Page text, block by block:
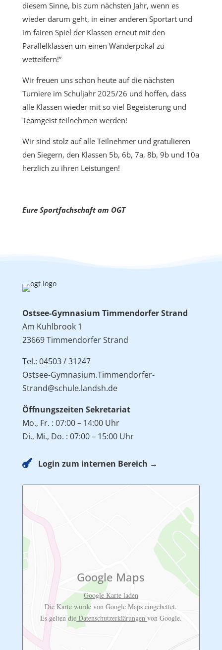
diesem Sinne, bis zum nächsten Jahr, wenn es
wieder darum geht, in einer anderen Sportart und
im fairen Spiel der Klassen erneut mit den
Parallelklassen um einen Wanderpokal zu
wetteifern!”
Wir freuen uns schon heute auf die nächsten
Turniere im Schuljahr 2025/26 und hoffen, dass
alle Klassen wieder mit so viel Begeisterung und
Teamgeist teilnehmen werden!
Wir sind stolz auf alle Teilnehmer und gratulieren
den Siegern, den Klassen 5b, 6b, 7a, 8b, 9b und 10a
herzlich zu ihren Leistungen!
Eure Sportfachschaft am OGT
Ostsee-Gymnasium Timmendorfer Strand
Am Kuhlbrook 1
23669 Timmendorfer Strand
Tel.: 04503 / 31247
Ostsee-Gymnasium.Timmendorfer-
Strand@schule.landsh.de
Öffnungszeiten Sekretariat
Mo., Fr. : 07:00 – 14:00 Uhr
Di., Mi., Do. : 07:00 – 15:00 Uhr
 Login zum internen Bereich →
Google Maps
Google Karte laden
Die Karte wurde von Google Maps eingebettet.
Es gelten dieDatenschutzerklärungen von Google.